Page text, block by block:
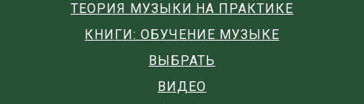
ТЕОРИЯ МУЗЫКИ НА ПРАКТИКЕ
КНИГИ: ОБУЧЕНИЕ МУЗЫКЕ
ВЫБРАТЬ
ВИДЕО